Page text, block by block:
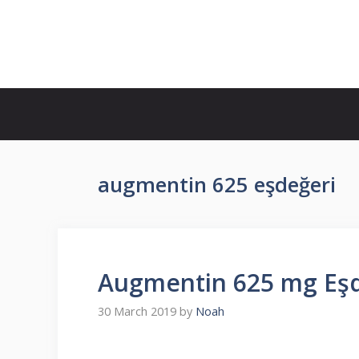
augmentin 625 eşdeğeri
Augmentin 625 mg
30 March 2019 by Noah